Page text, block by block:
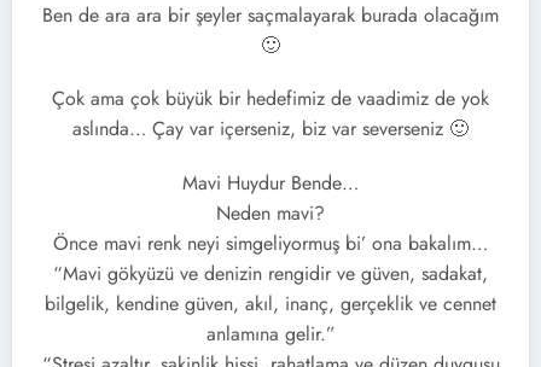
Ben de ara ara bir şeyler saçmalayarak burada olacağım
🙂
Çok ama çok büyük bir hedefimiz de vaadimiz de yok
aslında… Çay var içerseniz, biz var severseniz 🙂
Mavi Huydur Bende…
Neden mavi?
Önce mavi renk neyi simgeliyormuş bi’ ona bakalım…
“Mavi gökyüzü ve denizin rengidir ve güven, sadakat,
bilgelik, kendine güven, akıl, inanç, gerçeklik ve cennet
anlamına gelir.”